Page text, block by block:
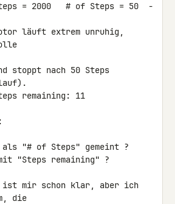
= 2000   # of Steps = 50  -
"# of Steps" gemeint ?
"Steps remaining" ?
ist mir schon klar, aber ich
die